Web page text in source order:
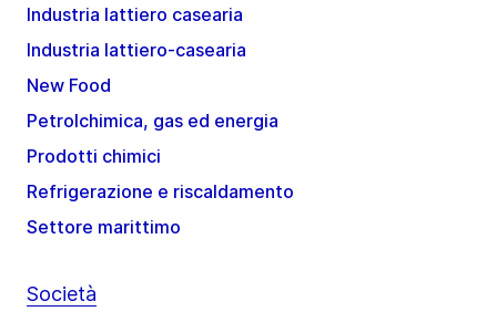
Industria lattiero casearia
Industria lattiero-casearia
New Food
Petrolchimica, gas ed energia
Prodotti chimici
Refrigerazione e riscaldamento
Settore marittimo
Società